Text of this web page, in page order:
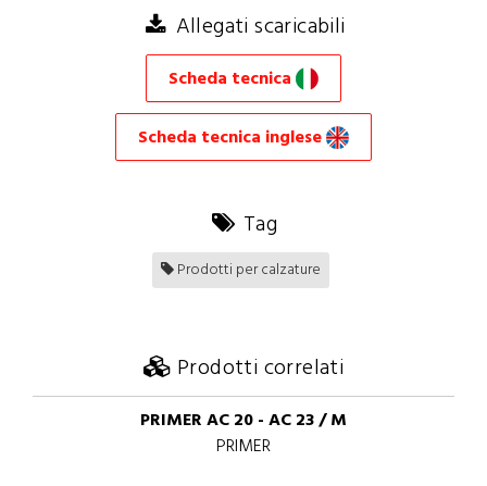
Allegati scaricabili
Scheda tecnica
Scheda tecnica inglese
Tag
Prodotti per calzature
Prodotti correlati
PRIMER AC 20 - AC 23 / M
PRIMER